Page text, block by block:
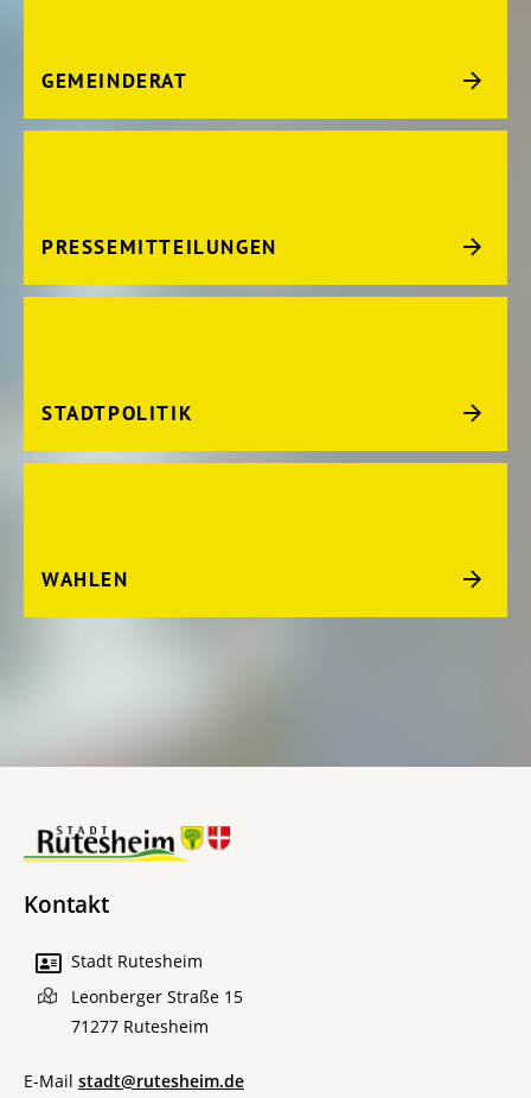
GEMEINDERAT
PRESSEMITTEILUNGEN
STADTPOLITIK
WAHLEN
Kontakt
Stadt Rutesheim
Leonberger Straße 15
71277 Rutesheim
E-Mail stadt@rutesheim.de